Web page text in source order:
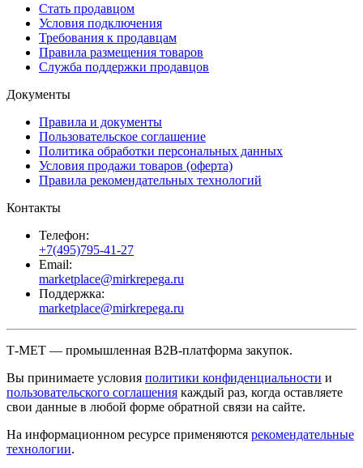
Стать продавцом
Условия подключения
Требования к продавцам
Правила размещения товаров
Служба поддержки продавцов
Документы
Правила и документы
Пользовательское соглашение
Политика обработки персональных данных
Условия продажи товаров (оферта)
Правила рекомендательных технологий
Контакты
Телефон:
+7(495)795-41-27
Email:
marketplace@mirkrepega.ru
Поддержка:
marketplace@mirkrepega.ru
Т-МЕТ — промышленная B2B-платформа закупок.
Вы принимаете условия политики конфиденциальности и
пользовательского соглашения каждый раз, когда оставляете
свои данные в любой форме обратной связи на сайте.
На информационном ресурсе применяются рекомендательные
технологии.